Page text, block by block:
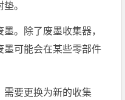
。
。除了废墨收集器，
墨可能会在某些零部件
需要更换为新的收集